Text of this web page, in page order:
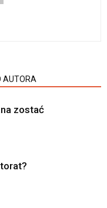
AUTORA
zostać